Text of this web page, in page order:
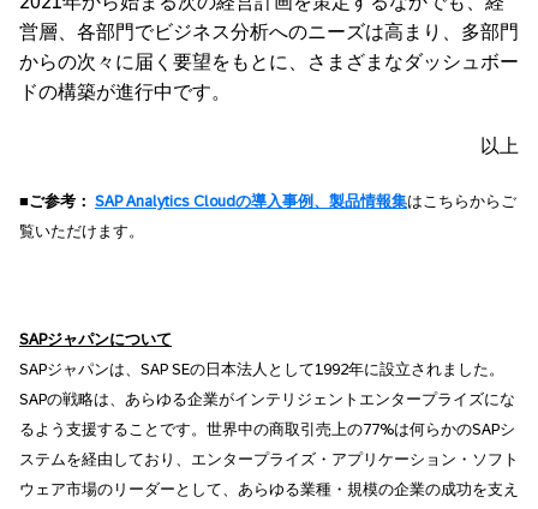
営層、各部門でビジネス分析へのニーズは高まり、多部門
からの次々に届く要望をもとに、さまざまなダッシュボー
ドの構築が進行中です。
以上
■ご参考： SAP Analytics Cloudの導入事例、製品情報集はこちらからご
覧いただけます。
SAPジャパンについて
SAPジャパンは、SAP SEの日本法人として1992年に設立されました。
SAPの戦略は、あらゆる企業がインテリジェントエンタープライズにな
るよう支援することです。世界中の商取引売上の77%は何らかのSAPシ
ステムを経由しており、エンタープライズ・アプリケーション・ソフト
ウェア市場のリーダーとして、あらゆる業種・規模の企業の成功を支え